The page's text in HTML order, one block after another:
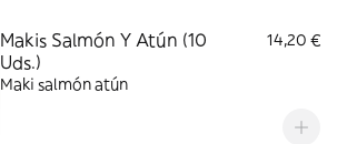
Makis Salmón Y Atún (10
Uds.)
14,20 €
Maki salmón atún